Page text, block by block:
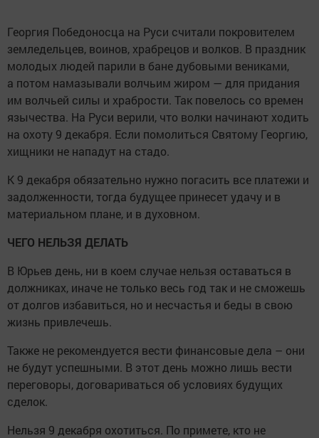
Георгия Победоносца на Руси считали покровителем
земледельцев, воинов, храбрецов и волков. В праздник
молодых людей парили в бане дубовыми вениками,
а потом намазывали волчьим жиром — для придания
им волчьей силы и храбрости. Так повелось со времен
язычества. На Руси верили, что волки начинают ходить
на охоту 9 декабря. Если помолиться Святому Георгию,
хищники не нападут на стадо.
К 9 декабря обязательно нужно погасить все платежи и
задолженности, тогда будущее принесет удачу и в
материальном плане, и в духовном.
ЧЕГО НЕЛЬЗЯ ДЕЛАТЬ
В Юрьев день, ни в коем случае нельзя оставаться в
должниках, иначе не только весь год так и не сможешь
от долгов избавиться, но и несчастья и беды в свою
жизнь привлечешь.
Также не рекомендуется вести финансовые дела – они
не будут успешными. В этот день можно лишь вести
переговоры, договариваться об условиях будущих
сделок.
Нельзя 9 декабря охотиться. По примете, кто не